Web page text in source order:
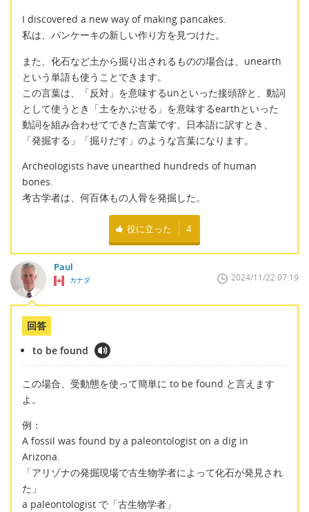
I discovered a new way of making pancakes.
私は、パンケーキの新しい作り方を見つけた。
また、化石など土から掘り出されるものの場合は、unearth
という単語も使うことできます。
この言葉は、「反対」を意味するunといった接頭辞と、動詞
として使うとき「土をかぶせる」を意味するearthといった
動詞を組み合わせてできた言葉です。日本語に訳すとき、
「発掘する」「掘りだす」のような言葉になります。
Archeologists have unearthed hundreds of human
bones.
考古学者は、何百体もの人骨を発掘した。
役に立った 4
Paul
カナダ 2024/11/22 07:19
回答
to be found
この場合、受動態を使って簡単に to be found と言えます
よ。
例：
A fossil was found by a paleontologist on a dig in
Arizona.
「アリゾナの発掘現場で古生物学者によって化石が発見され
た」
a paleontologist で「古生物学者」